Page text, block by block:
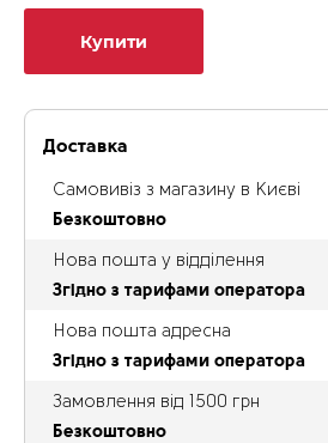
Купити
Доставка
Самовивіз з магазину в Києві
Безкоштовно
Нова пошта у відділення
Згідно з тарифами оператора
Нова пошта адресна
Згідно з тарифами оператора
Замовлення від 1500 грн
Безкоштовно